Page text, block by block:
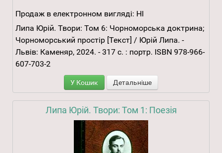
Продаж в електронном вигляді: НІ
Липа Юрій. Твори: Том 6: Чорноморська доктрина;
Чорноморський простір [Текст] / Юрій Липа. -
Львів: Каменяр, 2024. - 317 с. : портр. ISBN 978-966-
607-703-2
У Кошик Детальніше
Липа Юрій. Твори: Том 1: Поезія